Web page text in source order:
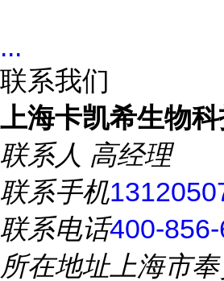
...
联系我们
上海卡凯希生物科
联系人 高经理
联系手机
联系电话400-
所在地址上海市